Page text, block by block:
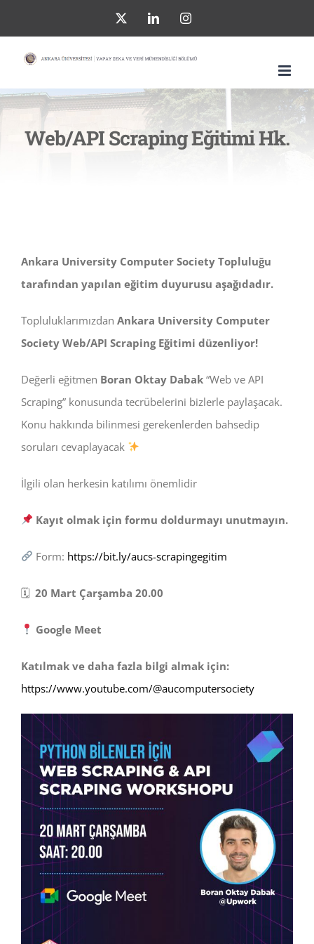
to
content
LinkedInInstagram
Web/API Scraping Eğitimi Hk.
Ankara University Computer Society Topluluğu
tarafından yapılan eğitim duyurusu aşağıdadır.
Topluluklarımızdan Ankara University Computer
Society Web/API Scraping Eğitimi düzenliyor!
Değerli eğitmen Boran Oktay Dabak “Web ve API
Scraping” konusunda tecrübelerini bizlerle paylaşacak.
Konu hakkında bilinmesi gerekenlerden bahsedip
soruları cevaplayacak
İlgili olan herkesin katılımı önemlidir
Kayıt olmak için formu doldurmayı unutmayın.
Form: https://bit.ly/aucs-scrapingegitim
🗓 20 Mart Çarşamba 20.00
Google Meet
Katılmak ve daha fazla bilgi almak için:
https://www.youtube.com/@aucomputersociety